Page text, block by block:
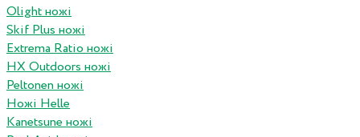
Olight ножі
Skif Plus ножі
Extrema Ratio ножі
HX Outdoors ножі
Peltonen ножі
Ножі Helle
Kanetsune ножі